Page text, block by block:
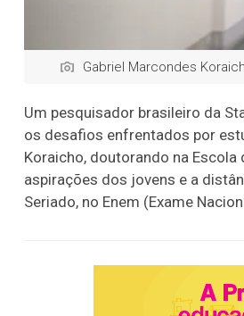
Gabriel Marcondes
Um pesquisador brasileiro da
os desafios enfrentados por
Koraicho, doutorando na
aspirações dos jovens e a
Seriado, no Enem (Exame